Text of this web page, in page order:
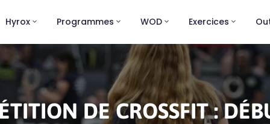
Hyrox Programmes WOD Exercices
DE CROSSFIT :